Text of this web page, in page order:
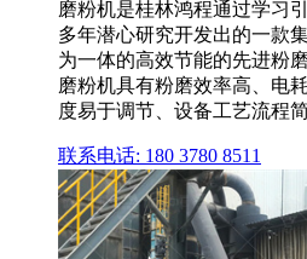
磨粉机是桂林鸿程通过学习
多年潜心研究开发出的一款
为一体的高效节能的先进粉
磨粉机具有粉磨效率高、电
度易于调节、设备工艺流程
联系电话: 180 3780 8511